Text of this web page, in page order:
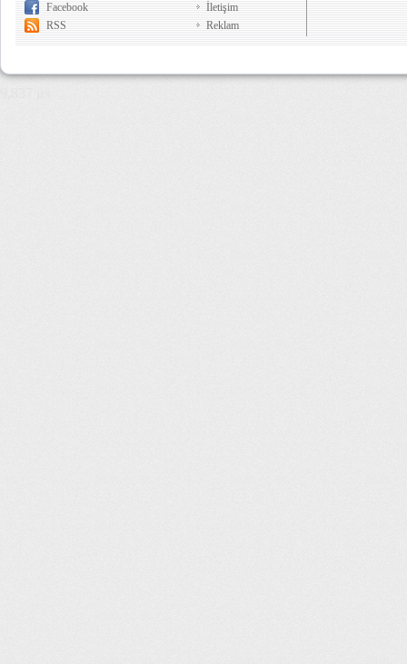
Facebook
RSS
İletişim
Reklam